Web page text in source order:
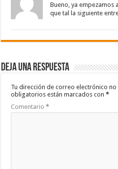
Bueno, ya empezamos
que tal la siguiente
Deja una respuesta
Tu dirección de correo electrónico
obligatorios están marcados con*
Comentario*